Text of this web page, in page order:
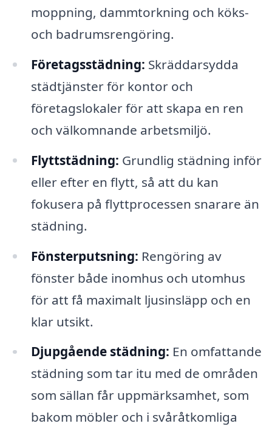
moppning, dammtorkning och köks-
och badrumsrengöring.
Företagsstädning: Skräddarsydda
städtjänster för kontor och
företagslokaler för att skapa en ren
och välkomnande arbetsmiljö.
Flyttstädning: Grundlig städning inför
eller efter en flytt, så att du kan
fokusera på flyttprocessen snarare än
städning.
Fönsterputsning: Rengöring av
fönster både inomhus och utomhus
för att få maximalt ljusinsläpp och en
klar utsikt.
Djupgående städning: En omfattande
städning som tar itu med de områden
som sällan får uppmärksamhet, som
bakom möbler och i svåråtkomliga